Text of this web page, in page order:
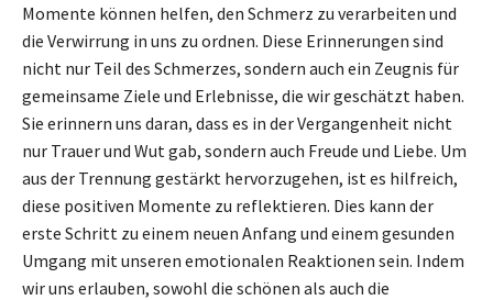
Momente können helfen, den Schmerz zu verarbeiten und
die Verwirrung in uns zu ordnen. Diese Erinnerungen sind
nicht nur Teil des Schmerzes, sondern auch ein Zeugnis für
gemeinsame Ziele und Erlebnisse, die wir geschätzt haben.
Sie erinnern uns daran, dass es in der Vergangenheit nicht
nur Trauer und Wut gab, sondern auch Freude und Liebe. Um
aus der Trennung gestärkt hervorzugehen, ist es hilfreich,
diese positiven Momente zu reflektieren. Dies kann der
erste Schritt zu einem neuen Anfang und einem gesunden
Umgang mit unseren emotionalen Reaktionen sein. Indem
wir uns erlauben, sowohl die schönen als auch die